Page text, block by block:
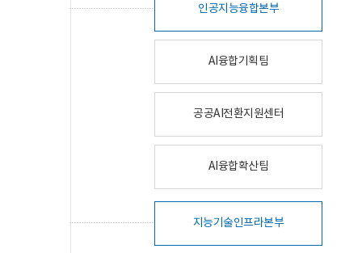
인공지능융합본부
AI융합기획팀
공공AI전환지원센터
AI융합확산팀
지능기술인프라본부